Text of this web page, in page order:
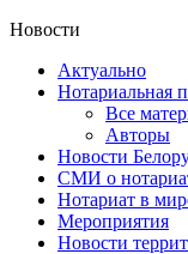
Новости
Актуально
Нотариальная
Все
Авторы
Новости
СМИ о
Нотариат в
Мероприятия
Новости